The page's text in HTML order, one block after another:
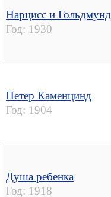
Нарцисс и Гольдмунд
Год: 1930
Петер Каменцинд
Год: 1904
Душа ребенка
Год: 1918